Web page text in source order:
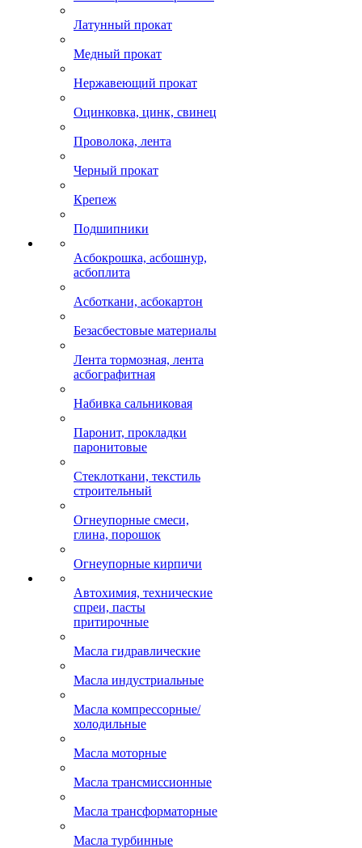
Латунный прокат
Медный прокат
Нержавеющий прокат
Оцинковка, цинк, свинец
Проволока, лента
Черный прокат
Крепеж
Подшипники
Асбокрошка, асбошнур,
асбоплита
Асботкани, асбокартон
Безасбестовые материалы
Лента тормозная, лента
асбографитная
Набивка сальниковая
Паронит, прокладки
паронитовые
Стеклоткани, текстиль
строительный
Огнеупорные смеси,
глина, порошок
Огнеупорные кирпичи
Автохимия, технические
спреи, пасты
притирочные
Масла гидравлические
Масла индустриальные
Масла компрессорные/
холодильные
Масла моторные
Масла трансмиссионные
Масла трансформаторные
Масла турбинные